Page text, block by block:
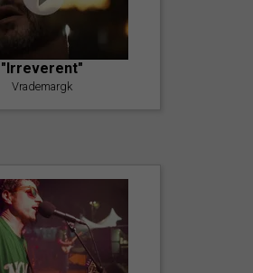
"Irreverent"
Vrademargk